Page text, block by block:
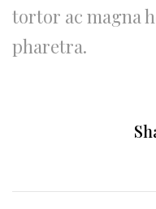
tortor ac magna
pharetra.